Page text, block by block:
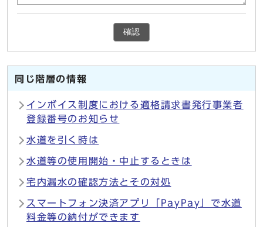
確認
同じ階層の情報
インボイス制度における適格請求書発行事業者
登録番号のお知らせ
水道を引く時は
水道等の使用開始・中止するときは
宅内漏水の確認方法とその対処
スマートフォン決済アプリ「PayPay」で水道
料金等の納付ができます